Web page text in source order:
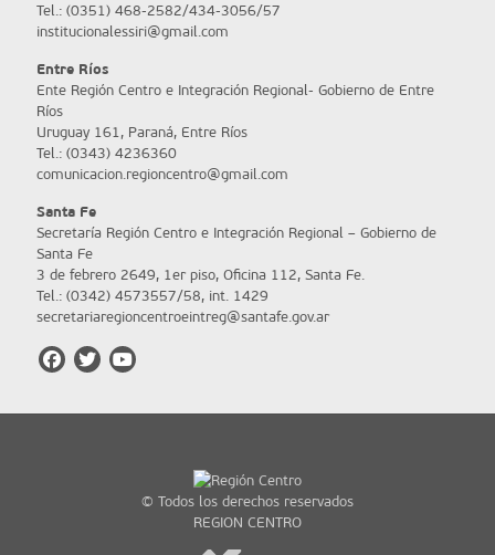
Tel.: (0351) 468-2582/434-3056/57
institucionalessiri@gmail.com
Entre Ríos
Ente Región Centro e Integración Regional- Gobierno de Entre
Ríos
Uruguay 161, Paraná, Entre Ríos
Tel.: (0343) 4236360
comunicacion.regioncentro@gmail.com
Santa Fe
Secretaría Región Centro e Integración Regional – Gobierno de
Santa Fe
3 de febrero 2649, 1er piso, Oficina 112, Santa Fe.
Tel.: (0342) 4573557/58, int. 1429
secretariaregioncentroeintreg@santafe.gov.ar
© Todos los derechos reservados
REGION CENTRO